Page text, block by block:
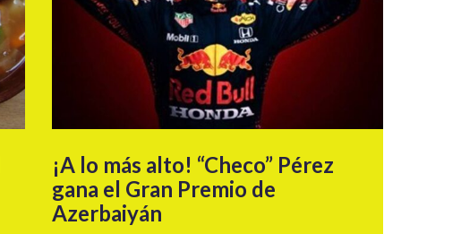
¡A lo más alto! “Checo” Pérez
gana el Gran Premio de
Azerbaiyán